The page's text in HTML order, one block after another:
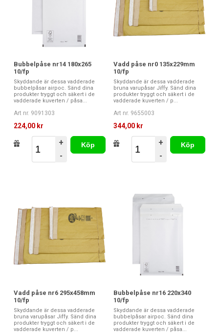
Bubbelpåse nr14 180x265
10/fp
Skyddande är dessa vadderade
bubbelpåsar airpoc. Sänd dina
produkter tryggt och säkert i de
vadderade kuverten / påsa...
Art nr. 9091303
224,00 kr
+
-
Köp
Vadd påse nr0 135x229mm
10/fp
Skyddande är dessa vadderade
bruna varupåsar Jiffy. Sänd dina
produkter tryggt och säkert i de
vadderade kuverten / p...
Art nr. 9655003
344,00 kr
+
-
Köp
Vadd påse nr6 295x458mm
10/fp
Skyddande är dessa vadderade
bruna varupåsar Jiffy. Sänd dina
produkter tryggt och säkert i de
vadderade kuverten / p...
Bubbelpåse nr16 220x340
10/fp
Skyddande är dessa vadderade
bubbelpåsar airpoc. Sänd dina
produkter tryggt och säkert i de
vadderade kuverten / påsa...